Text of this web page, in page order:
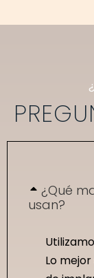
¿Qué
usan?
Lo